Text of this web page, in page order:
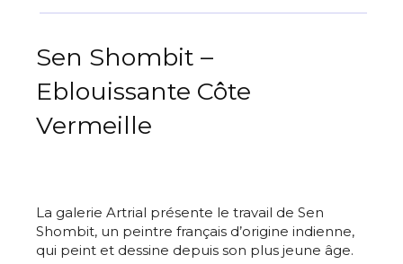
Sen Shombit –
Eblouissante Côte
Vermeille
La galerie Artrial présente le travail de Sen
Shombit, un peintre français d’origine indienne,
qui peint et dessine depuis son plus jeune âge.